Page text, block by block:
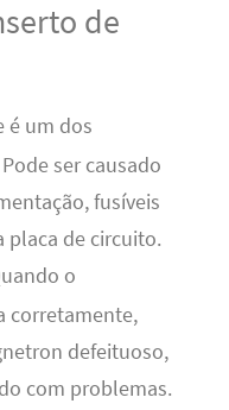
de
é um dos
ser causado
fusíveis
placa de circuito.
o
corretamente,
defeituoso,
com problemas.